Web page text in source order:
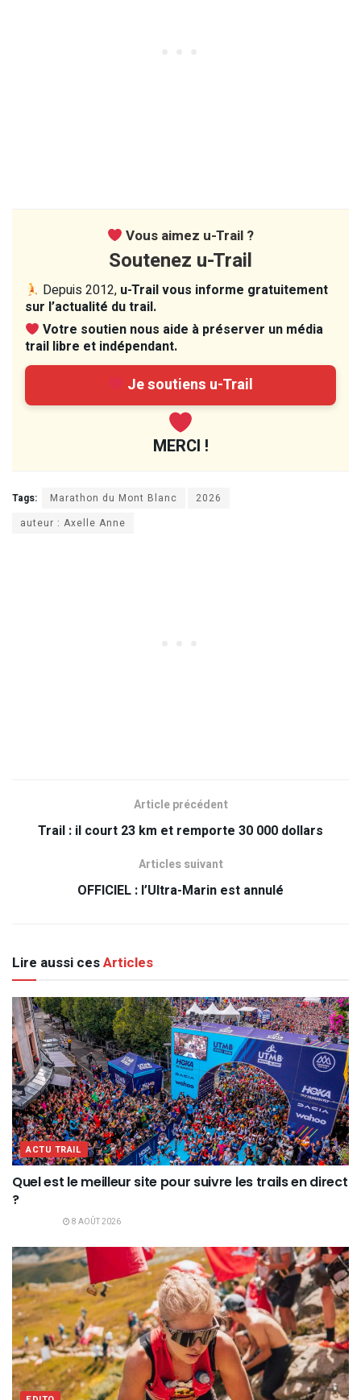
Vous aimez u-Trail ?
Soutenez u-Trail
Depuis 2012, u-Trail vous informe gratuitement
sur l’actualité du trail.
Votre soutien nous aide à préserver un média
trail libre et indépendant.
Je soutiens u-Trail
MERCI !
Tags: Marathon du Mont Blanc
2026
auteur : Axelle Anne
Article précédent
Trail : il court 23 km et remporte 30 000 dollars
Articles suivant
OFFICIEL : l’Ultra-Marin est annulé
Lire aussi cesArticles
ACTU TRAIL
Quel est le meilleur site pour suivre les trails en direct
?
8 AOÛT 2026